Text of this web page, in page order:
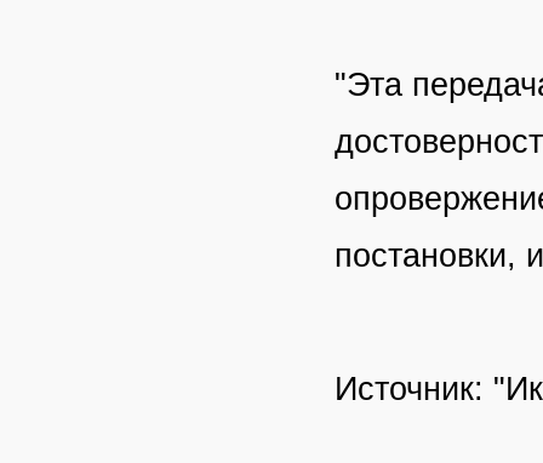
"Эта
постановки,
Источник: